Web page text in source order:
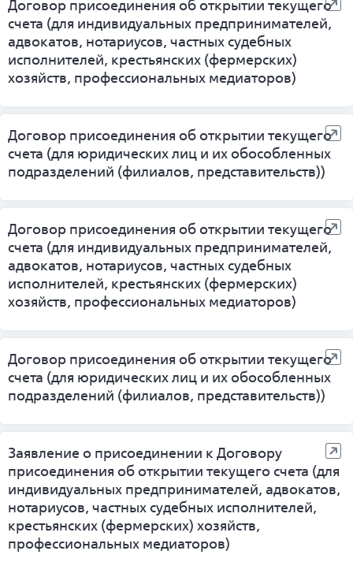
Договор присоединения об открытии текущего
счета (для индивидуальных предпринимателей,
адвокатов, нотариусов, частных судебных
исполнителей, крестьянских (фермерских)
хозяйств, профессиональных медиаторов)
Договор присоединения об открытии текущего
счета (для юридических лиц и их обособленных
подразделений (филиалов, представительств))
Договор присоединения об открытии текущего
счета (для индивидуальных предпринимателей,
адвокатов, нотариусов, частных судебных
исполнителей, крестьянских (фермерских)
хозяйств, профессиональных медиаторов)
Договор присоединения об открытии текущего
счета (для юридических лиц и их обособленных
подразделений (филиалов, представительств))
Заявление о присоединении к Договору
присоединения об открытии текущего счета (для
индивидуальных предпринимателей, адвокатов,
нотариусов, частных судебных исполнителей,
крестьянских (фермерских) хозяйств,
профессиональных медиаторов)